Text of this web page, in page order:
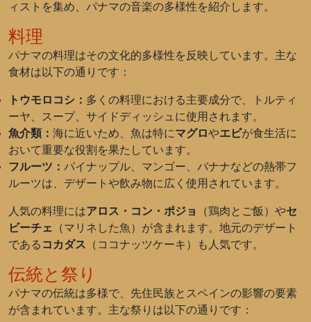
ィストを集め、パナマの音楽の多様性を紹介します。
料理
パナマの料理はその文化的多様性を反映しています。主な
食材は以下の通りです：
トウモロコシ： 多くの料理における主要成分で、トルティ
ーヤ、スープ、サイドディッシュに使用されます。
魚介類： 海に近いため、魚は特にマグロやエビが食生活に
おいて重要な役割を果たしています。
フルーツ： パイナップル、マンゴー、バナナなどの熱帯フ
ルーツは、デザートや飲み物に広く使用されています。
人気の料理にはアロス・コン・ポジョ （鶏肉とご飯）やセ
ビーチェ （マリネした魚）が含まれます。地元のデザート
である コカダス （ココナッツケーキ）も人気です。
伝統と祭り
パナマの伝統は多様で、先住民族とスペインの影響の要素
が含まれています。主な祭りは以下の通りです：